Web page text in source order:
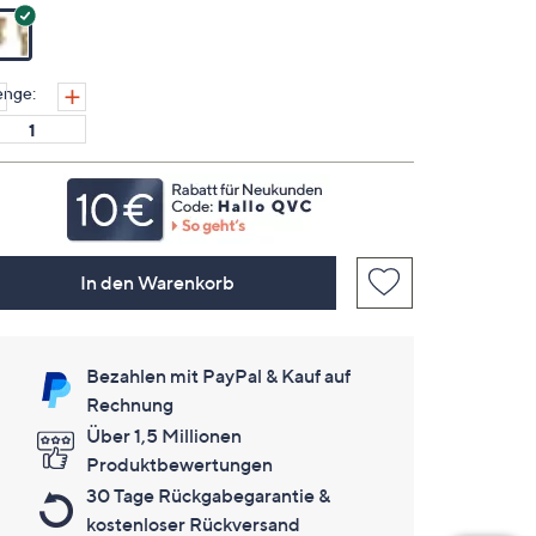
In den Warenkorb
Bezahlen mit PayPal & Kauf auf
Rechnung
Über 1,5 Millionen
Produktbewertungen
30 Tage Rückgabegarantie &
kostenloser Rückversand